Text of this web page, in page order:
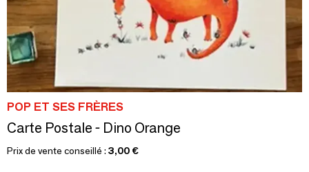
POP ET SES FRÈRES
Carte Postale - Dino Orange
Prix de vente conseillé : 3,00 €